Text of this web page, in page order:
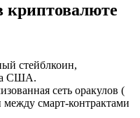
стейблкоин,
США.
сеть оракулов (
смарт-контрактами